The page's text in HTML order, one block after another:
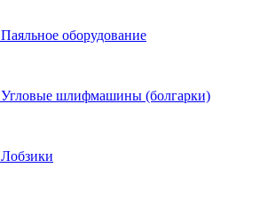
Паяльное оборудование
Угловые шлифмашины (болгарки)
Лобзики